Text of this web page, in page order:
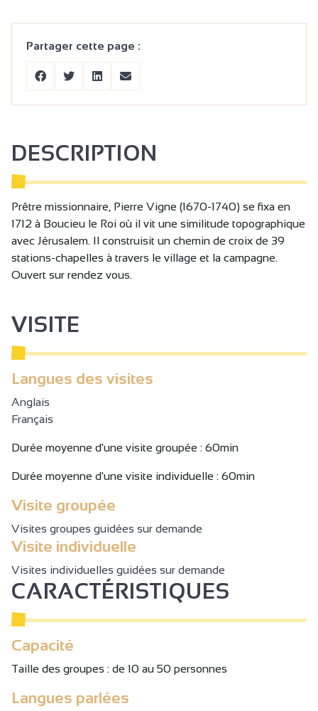
Partager cette page :
DESCRIPTION
Prêtre missionnaire, Pierre Vigne (1670-1740) se fixa en
1712 à Boucieu le Roi où il vit une similitude topographique
avec Jérusalem. Il construisit un chemin de croix de 39
stations-chapelles à travers le village et la campagne.
Ouvert sur rendez vous.
VISITE
Langues des visites
Anglais
Français
Durée moyenne d'une visite groupée : 60min
Durée moyenne d'une visite individuelle : 60min
Visite groupée
Visites groupes guidées sur demande
Visite individuelle
Visites individuelles guidées sur demande
CARACTÉRISTIQUES
Capacité
Taille des groupes : de 10 au 50 personnes
Langues parlées